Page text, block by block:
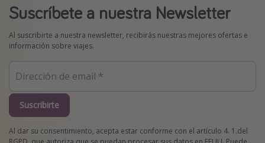
Suscríbete a nuestra Newsletter
Al suscribirte a nuestra newsletter, recibirás nuestras mejores ofertas e
información sobre viajes.
Suscribirte
Al dar su consentimiento, acepta estar conforme con el artículo 4. 1.del